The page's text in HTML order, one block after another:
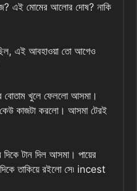
এই মোমের আলোর দোষ? নাকি
এই আবহাওয়া তো আগেও
বোতাম খুলে ফেললো আসমা।
কাজটা করলো। আসমা টেরই
দিকে টান দিল আসমা। পায়ের
দিকে তাকিয়ে রইলো সে৷ incest